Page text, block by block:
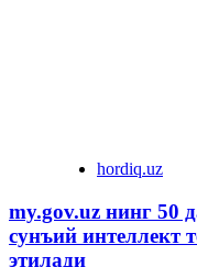
hordiq.uz
my.gov.uz нинг 50
сунъий интеллект
этилади